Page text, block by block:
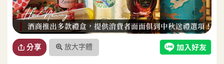
分享 放大字體